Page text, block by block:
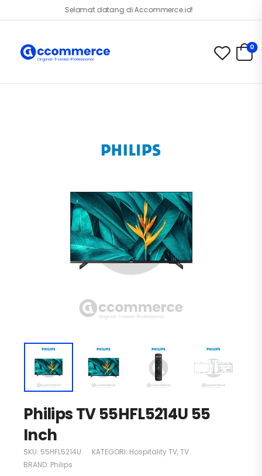
Selamat datang di Accommerce.id!
0
Philips TV 55HFL5214U 55
Inch
SKU: 55HFL5214U KATEGORI: Hospitality TV,TV
BRAND: Philips